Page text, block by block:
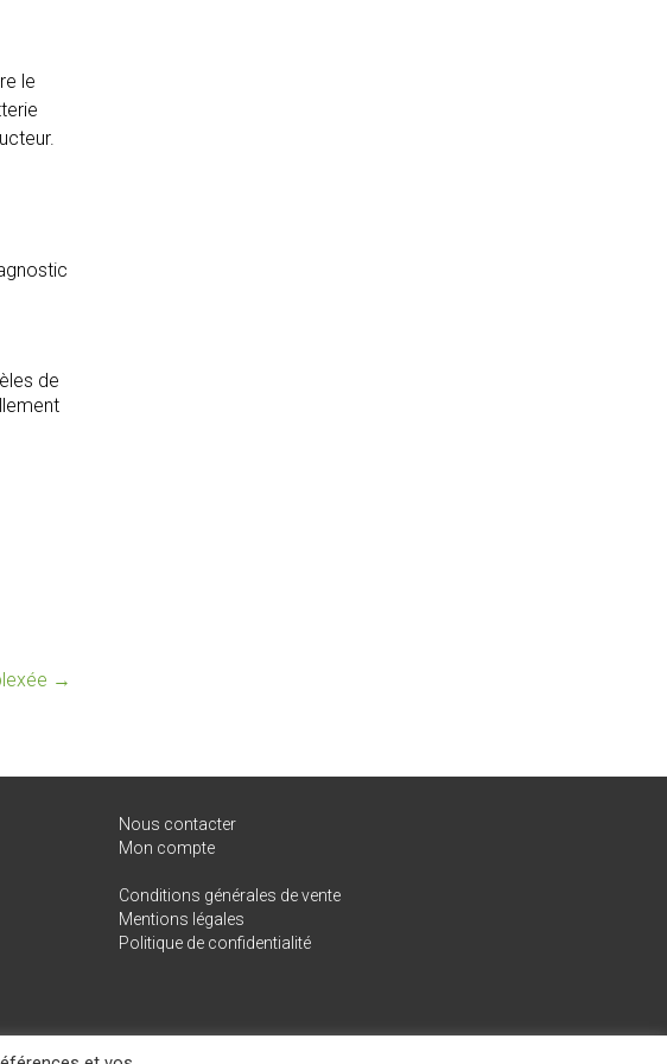
le
de
→
Nous contacter
Mon compte
Conditions générales de vente
Mentions légales
Politique de confidentialité